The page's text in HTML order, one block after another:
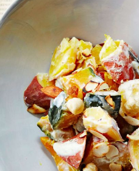
베스
신
기
브
푸
키